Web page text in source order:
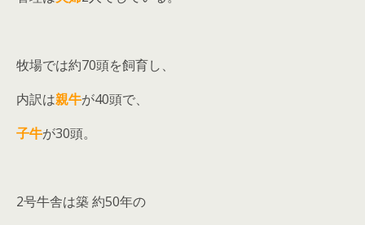
牧場では約70頭を飼育し、
内訳は親牛が40頭で、
子牛が30頭。
2号牛舎は築 約50年の